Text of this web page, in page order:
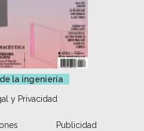
la ingeniería
y Privacidad
Publicidad